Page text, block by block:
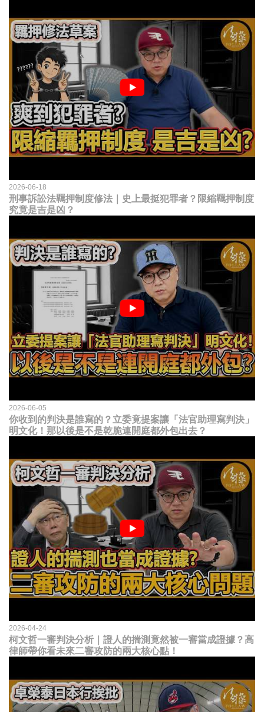
2026-06-18
刑事訴訟法羈押制度修法｜史上最挺犯罪者？限縮羈押制度
究竟是吉是凶？
2026-06-05
你收到的判決是誰寫的？立委竟提案讓「法官助理寫判決」
明文化！那以後是不是乾脆連開庭都外包出去？
2026-04-24
柯文哲一審判決分析｜證人的揣測竟然被一審當成證據？高
律師帶你看未來二審攻防的兩大核心點！